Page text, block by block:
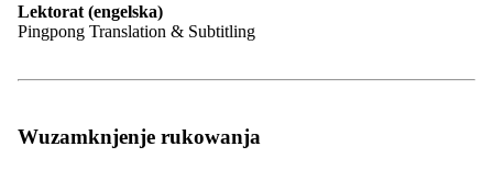
1921 pśiwześe nowych statutow a zapisanje do
Lektorat (engelska)
Pingpong Translation & Subtitling
Wuzamknjenje rukowanja